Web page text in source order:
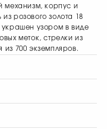
механизм, корпус и
розового золота 18
украшен узором в виде
меток, стрелки из
из 700 экземпляров.